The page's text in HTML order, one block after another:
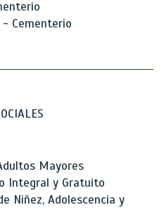
- Cementerio
Mayores
Integral y Gratuito
Niñez, Adolescencia y